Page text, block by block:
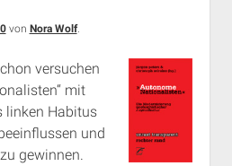
von Nora Wolf.
versuchen
mit
linken Habitus
und
gewinnen.